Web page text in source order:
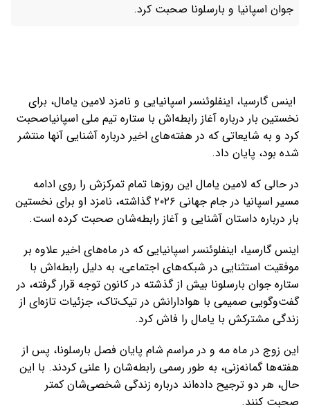
جوان اسپانیا و بارسلونا صحبت کرد.
اینس گارسیا، اینفلوئنسر اسپانیایی و نامزد لامین یامال، برای
نخستین بار درباره آغاز رابطه‌اش با ستاره تیم ملی اسپانیاصحبت
کرد و به شایعاتی که در هفته‌های اخیر درباره آشنایی آنها منتشر
شده بود، پایان داد.
در حالی که لامین یامال این روزها تمام تمرکزش را روی ادامه
مسیر اسپانیا در جام جهانی ۲۰۲۶ گذاشته، نامزد او برای نخستین
بار درباره داستان آشنایی و آغاز رابطه‌شان صحبت کرده است.
اینس گارسیا، اینفلوئنسر اسپانیایی که در ماه‌های اخیر علاوه بر
موفقیت استثنایی در شبکه‌های اجتماعی، به دلیل رابطه‌اش با
ستاره جوان بارسلونا بیش از گذشته در کانون توجه قرار گرفته، در
گفت‌وگویی صمیمی با هوادارانش در تیک‌تاک، جزئیات تازه‌ای از
زندگی مشترکش با یامال را فاش کرد.
این زوج در ماه مه و در مراسم شام پایان فصل بارسلونا، پس از
هفته‌ها گمانه‌زنی، به طور رسمی رابطه‌شان را علنی کردند. با این
حال، هر دو ترجیح داده‌اند درباره زندگی شخصی‌شان کمتر
صحبت کنند.